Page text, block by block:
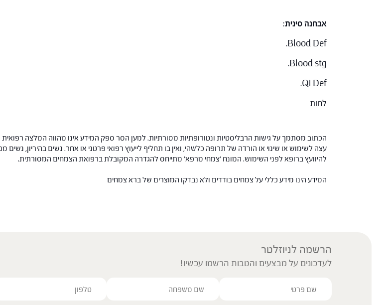
אבחנה סינית:
Blood Def.
Blood stg.
Qi Def.
לחות
הכתוב מסתמך על גישות הרבליסטיות ונטורופתיות מסורתיות. למען הסר ספק המידע אינו מהווה המלצה
עצה לשימוש או שינוי או הורדה של תרופה כלשהי, ואין בו תחליף לייעוץ רפואי פרטני או אחר. נשים בהיריון,
להיוועץ ברופא לפני השימוש. המונח 'צמחי מרפא' מתייחס להגדרה המקובלת ברפואת הצמחים המסורתית.
המידע הינו מידע כללי על צמחים בודדים ולא נבדקו המוצרים של ברא צמחים
הרשמה לניוזלטר
לעדכונים על מבצעים והטבות הרשמו עכשיו!